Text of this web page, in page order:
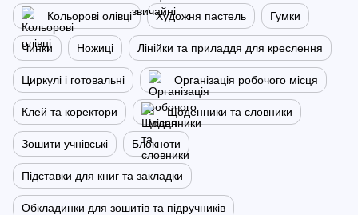
Кольорові олівці Художня пастель Гумки
Чинки Ножиці Лінійки та приладдя для креслення
Циркулі і готовальні Організація робочого місця
Клей та коректори Щоденники та словники
Зошити учнівські Блокноти
Підставки для книг та закладки
Обкладинки для зошитів та підручників